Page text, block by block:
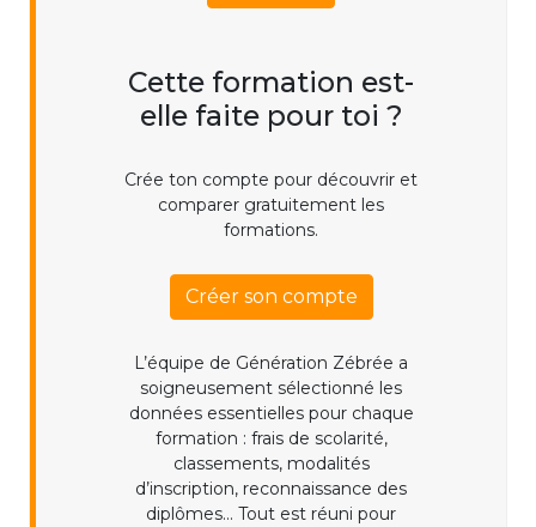
Cette formation est-
elle faite pour toi ?
Crée ton compte pour découvrir et
comparer gratuitement les
formations.
Créer son compte
L’équipe de Génération Zébrée a
soigneusement sélectionné les
données essentielles pour chaque
formation : frais de scolarité,
classements, modalités
d’inscription, reconnaissance des
diplômes... Tout est réuni pour